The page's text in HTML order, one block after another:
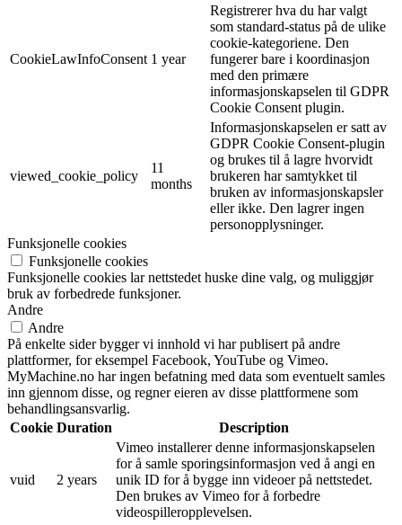
CookieLawInfoConsent 1 year
Registrerer hva du har valgt
som standard-status på de ulike
cookie-kategoriene. Den
fungerer bare i koordinasjon
med den primære
informasjonskapselen til GDPR
Cookie Consent plugin.
viewed_cookie_policy
11
months
Informasjonskapselen er satt av
GDPR Cookie Consent-plugin
og brukes til å lagre hvorvidt
brukeren har samtykket til
bruken av informasjonskapsler
eller ikke. Den lagrer ingen
personopplysninger.
Funksjonelle cookies
Funksjonelle cookies
Funksjonelle cookies lar nettstedet huske dine valg, og muliggjør
bruk av forbedrede funksjoner.
Andre
Andre
På enkelte sider bygger vi innhold vi har publisert på andre
plattformer, for eksempel Facebook, YouTube og Vimeo.
MyMachine.no har ingen befatning med data som eventuelt samles
inn gjennom disse, og regner eieren av disse plattformene som
behandlingsansvarlig.
Cookie Duration Description
vuid 2 years
Vimeo installerer denne informasjonskapselen
for å samle sporingsinformasjon ved å angi en
unik ID for å bygge inn videoer på nettstedet.
Den brukes av Vimeo for å forbedre
videospilleropplevelsen.